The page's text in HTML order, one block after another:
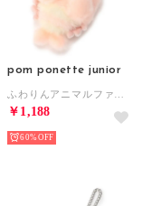
pom ponette junior
￥1,188
60%